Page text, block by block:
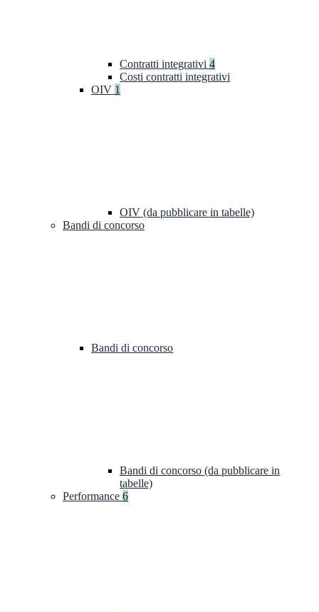
Contratti integrativi 4
Costi contratti integrativi
OIV 1
OIV (da pubblicare in tabelle)
Bandi di concorso
Bandi di concorso
Bandi di concorso (da pubblicare in
tabelle)
Performance 6